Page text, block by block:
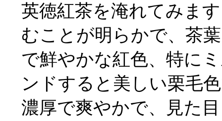
英徳紅茶を淹れてみま
むことが明らかで、茶
で鮮やかな紅色、特に
ンドすると美しい栗毛
濃厚で爽やかで、見た